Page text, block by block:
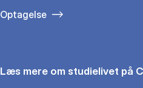
Optagelse
Læs mere om studielivet på